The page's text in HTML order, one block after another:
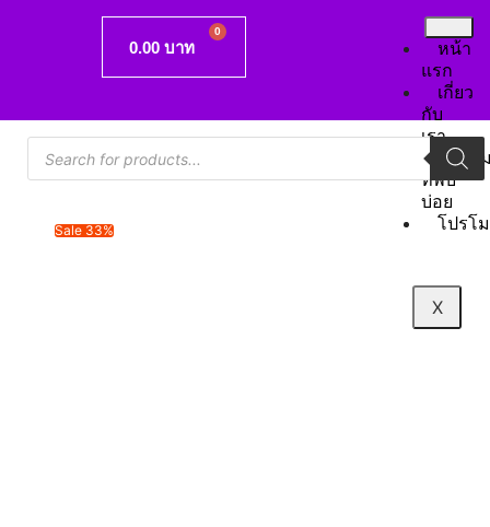
0.00 บาท
หน้า
แรก
เกี่ยว
กับ
เรา
คำถา
ที่พบ
บ่อย
โปรโ
X
Sale 33%